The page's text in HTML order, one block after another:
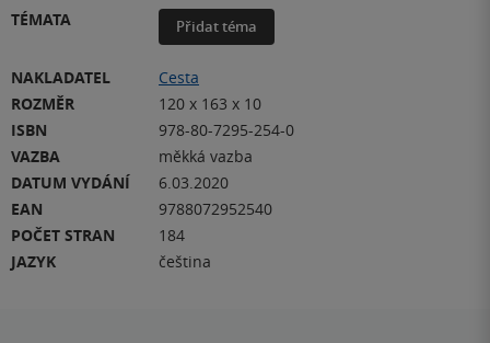
TÉMATA
Přidat téma
NAKLADATEL
Cesta
ROZMĚR
120 x 163 x 10
ISBN
978-80-7295-254-0
VAZBA
měkká vazba
DATUM VYDÁNÍ
6.03.2020
EAN
9788072952540
POČET STRAN
184
JAZYK
čeština